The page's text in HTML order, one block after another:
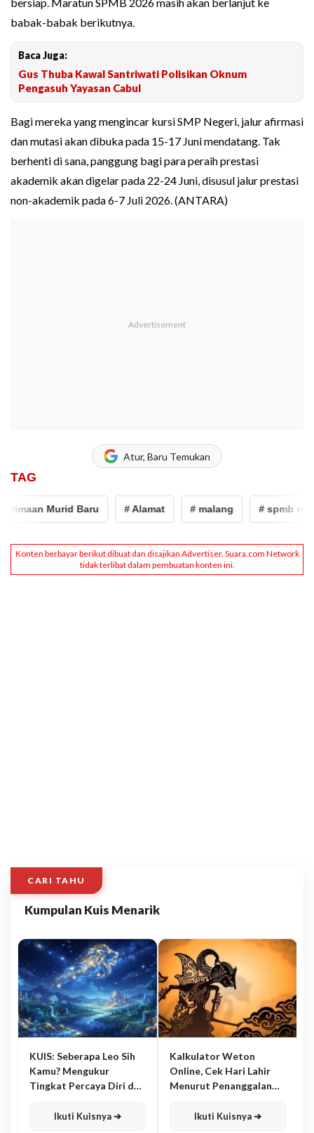
babak-babak berikutnya.
Baca Juga:
Gus Thuba Kawal Santriwati Polisikan Oknum
Pengasuh Yayasan Cabul
Bagi mereka yang mengincar kursi SMP Negeri, jalur afirmasi
dan mutasi akan dibuka pada 15-17 Juni mendatang. Tak
berhenti di sana, panggung bagi para peraih prestasi
akademik akan digelar pada 22-24 Juni, disusul jalur prestasi
non-akademik pada 6-7 Juli 2026. (ANTARA)
Atur, Baru Temukan
TAG
Murid Baru # Alamat # malang # spmb
CARI TAHU
Kumpulan Kuis Menarik
KUIS: Seberapa Leo Sih
Kamu? Mengukur
Tingkat Percaya Diri dan
Ikuti Kuisnya ➔
Kalkulator Weton
Online, Cek Hari Lahir
Menurut Penanggalan
Ikuti Kuisnya ➔